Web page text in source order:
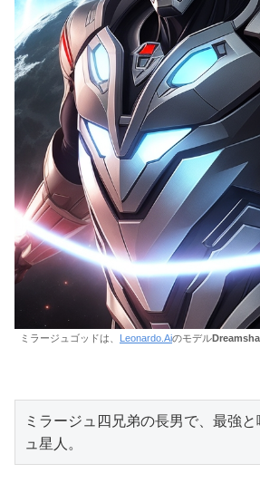
ミラージュゴッドは、 Leonardo.Aiのモデル
ミラージュ四兄弟の長男で、最強
ュ星人。